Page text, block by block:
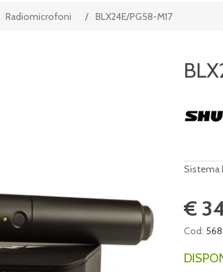
Radiomicrofoni / BLX24E/PG58-M17
Sistema
€
Cod: